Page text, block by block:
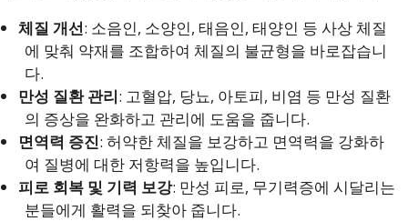
체질 개선: 소음인, 소양인, 태음인, 태양인 등 사상 체질
에 맞춰 약재를 조합하여 체질의 불균형을 바로잡습니
다.
만성 질환 관리: 고혈압, 당뇨, 아토피, 비염 등 만성 질환
의 증상을 완화하고 관리에 도움을 줍니다.
면역력 증진: 허약한 체질을 보강하고 면역력을 강화하
여 질병에 대한 저항력을 높입니다.
피로 회복 및 기력 보강: 만성 피로, 무기력증에 시달리는
분들에게 활력을 되찾아 줍니다.